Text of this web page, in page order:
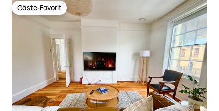
Gäste-Favorit
Gäste-Favorit